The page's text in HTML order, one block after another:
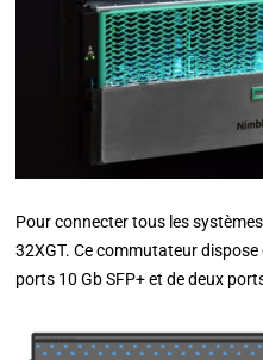
Pour connecter tous les
32XGT. Ce commutateur
ports 10 Gb SFP+ et de deux